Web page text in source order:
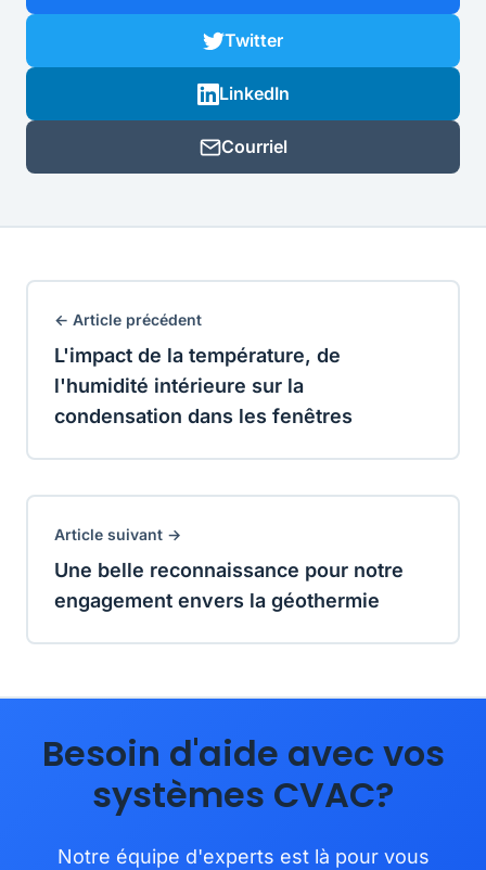
Twitter
LinkedIn
Courriel
← Article précédent
L'impact de la température, de
l'humidité intérieure sur la
condensation dans les fenêtres
Article suivant →
Une belle reconnaissance pour notre
engagement envers la géothermie
Besoin d'aide avec vos
systèmes CVAC?
Notre équipe d'experts est là pour vous